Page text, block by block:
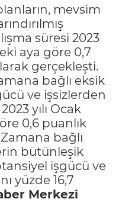
mevsim
süresi 2023
aya göre 0,7
gerçekleşti.
bağlı eksik
ve işsizlerden
yılı Ocak
0,6 puanlık
bağlı
bütünleşik
işgücü ve
yüzde 16,7
Merkezi